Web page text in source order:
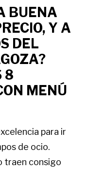
BUENA
Y A
DEL
8
MENÚ
para ir
de ocio.
traen consigo